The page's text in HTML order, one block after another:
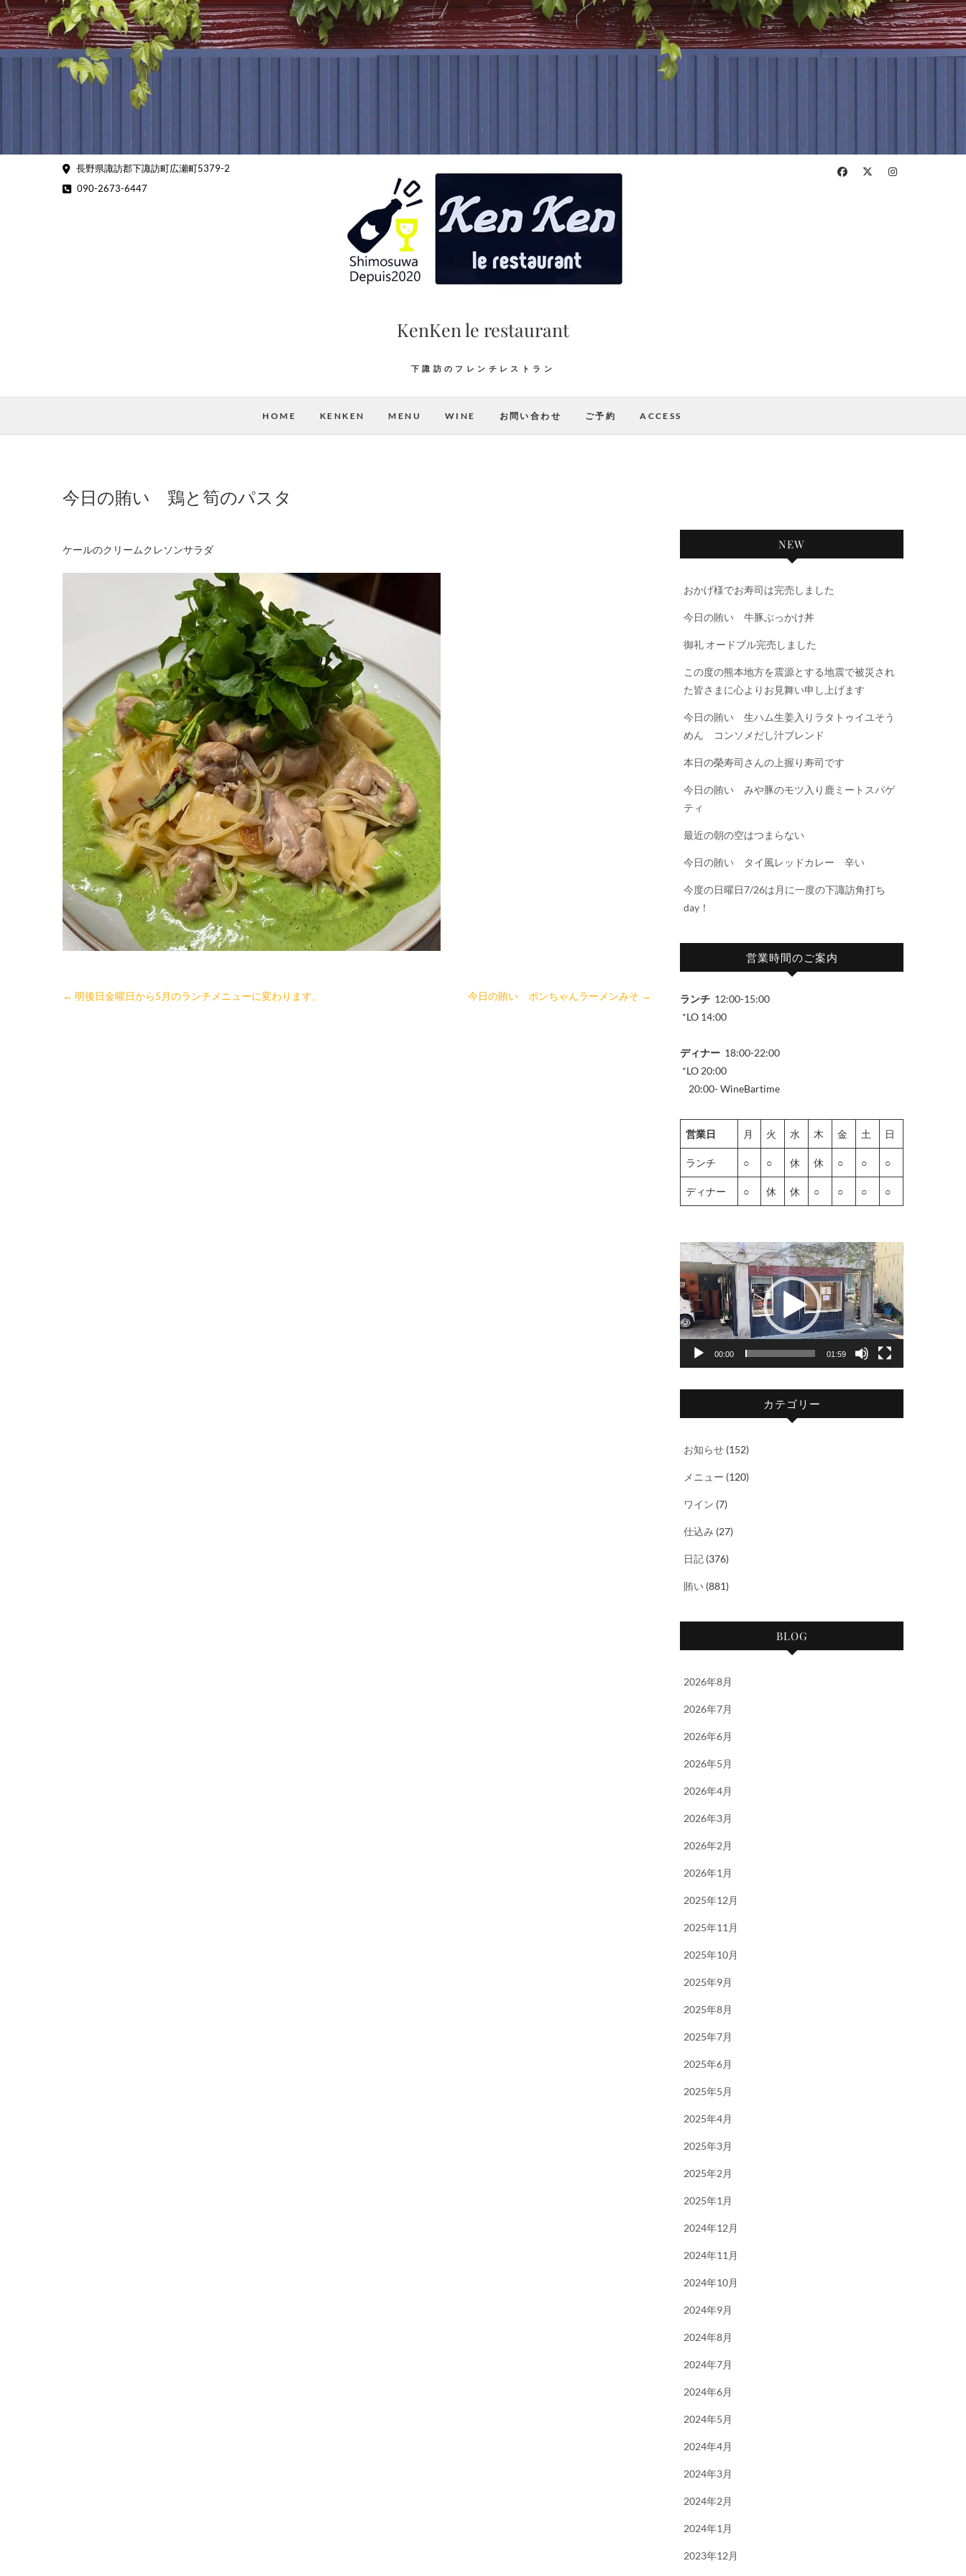
Skip
to
content
長野県諏訪郡下諏訪町広瀬町5379-2
090-2673-6447
KenKen le restaurant
下諏訪のフレンチレストラン
HOME KENKEN MENU WINE お問い合わせ ご予約 ACCESS
今日の賄い 鶏と筍のパスタ
ケールのクリームクレソンサラダ
← 明後日金曜日から5月のランチメニューに変わります。 今日の賄い ポンちゃんラーメンみそ →
NEW
おかげ様でお寿司は完売しました
今日の賄い 牛豚ぶっかけ丼
御礼 オードブル完売しました
この度の熊本地方を震源とする地震で被災され
た皆さまに心よりお見舞い申し上げます
今日の賄い 生ハム生姜入りラタトゥイユそう
めん コンソメだし汁ブレンド
本日の榮寿司さんの上握り寿司です
今日の賄い みや豚のモツ入り鹿ミートスパゲ
ティ
最近の朝の空はつまらない
今日の賄い タイ風レッドカレー 辛い
今度の日曜日7/26は月に一度の下諏訪角打ち
day！
営業時間のご案内
ランチ 12:00-15:00
*LO 14:00
ディナー 18:00-22:00
*LO 20:00
20:00- WineBartime
営業日 月 火 水 木 金 土 日
ランチ ○ ○ 休 休 ○ ○ ○
ディナー ○ 休 休 ○ ○ ○ ○
動
画
プ
レ
ー
ヤ
00:00 01:59
カテゴリー
お知らせ (152)
メニュー (120)
ワイン (7)
仕込み (27)
日記 (376)
賄い (881)
BLOG
2026年8月
2026年7月
2026年6月
2026年5月
2026年4月
2026年3月
2026年2月
2026年1月
2025年12月
2025年11月
2025年10月
2025年9月
2025年8月
2025年7月
2025年6月
2025年5月
2025年4月
2025年3月
2025年2月
2025年1月
2024年12月
2024年11月
2024年10月
2024年9月
2024年8月
2024年7月
2024年6月
2024年5月
2024年4月
2024年3月
2024年2月
2024年1月
2023年12月